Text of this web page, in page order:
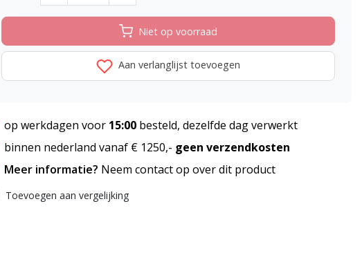
Niet op voorraad
Aan verlanglijst toevoegen
op werkdagen voor 15:00 besteld, dezelfde dag verwerkt
binnen nederland vanaf € 1250,- geen verzendkosten
Meer informatie? Neem contact op over dit product
Toevoegen aan vergelijking